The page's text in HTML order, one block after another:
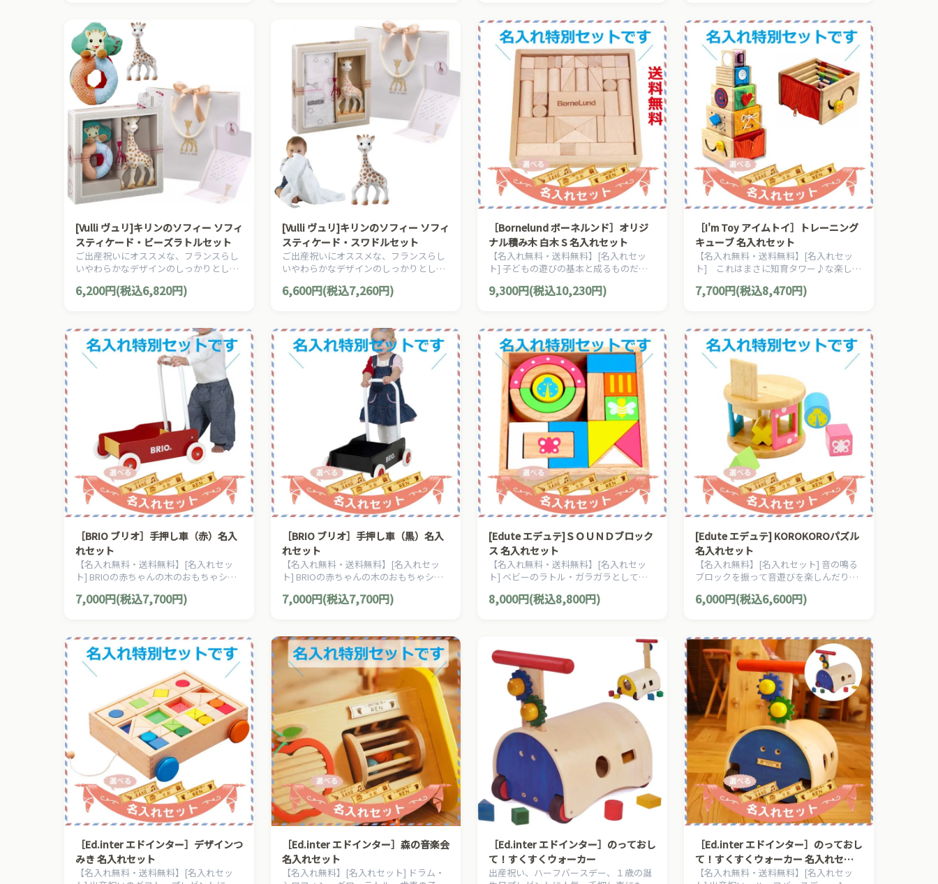
[Vulli ヴュリ]キリンのソフィー ソフィ
スティケード・ビーズラトルセット
ご出産祝いにオススメな、フランスらし
いやわらかなデザインのしっかりとした
す。
6,200円(税込6,820円)
[Vulli ヴュリ]キリンのソフィー ソフィ
スティケード・スワドルセット
ご出産祝いにオススメな、フランスらし
いやわらかなデザインのしっかりとした
す。
6,600円(税込7,260円)
［Bornelund ボーネルンド］オリジ
ナル積み木 白木 S 名入れセット
【名入れ無料・送料無料】[名入れセッ
ト] 子どもの遊びの基本と成るものだか
ネルンドが開発したオリジナル商品で
9,300円(税込10,230円)
［I'm Toy アイムトイ］トレーニング
キューブ 名入れセット
【名入れ無料・送料無料】[名入れセッ
ト] これはまさに知育タワー♪な楽しい
7,700円(税込8,470円)
［BRIO ブリオ］手押し車（赤）名入
れセット
【名入れ無料・送料無料】[名入れセッ
ト] BRIOの赤ちゃんの木のおもちゃシリ
い手押し車です。ハンドル角度は2段階に
7,000円(税込7,700円)
［BRIO ブリオ］手押し車（黒）名入
れセット
【名入れ無料・送料無料】[名入れセッ
ト] BRIOの赤ちゃんの木のおもちゃシリ
い手押し車です。ハンドル角度は2段階に
7,000円(税込7,700円)
[Edute エデュテ]ＳＯＵＮＤブロック
ス 名入れセット
【名入れ無料・送料無料】[名入れセッ
ト] ベビーのラトル・ガラガラとして！
ブロックスです。
8,000円(税込8,800円)
[Edute エデュテ] KOROKOROパズル
名入れセット
【名入れ無料】[名入れセット] 音の鳴る
ブロックを振って音遊びを楽しんだり、
った知育遊びも楽しめるながーく遊べる
6,000円(税込6,600円)
［Ed.inter エドインター］デザインつ
みき 名入れセット
【名入れ無料・送料無料】[名入れセッ
［Ed.inter エドインター］森の音楽会
名入れセット
【名入れ無料】[名入れセット] ドラム・
［Ed.inter エドインター］のっておし
て！すくすくウォーカー
出産祝い、ハーフバースデー、１歳の誕
［Ed.inter エドインター］のっておし
て！すくすくウォーカー 名入れセッ
ト
【名入れ無料・送料無料】[名入れセッ